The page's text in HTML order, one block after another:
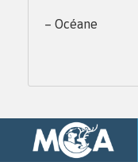
– Océane